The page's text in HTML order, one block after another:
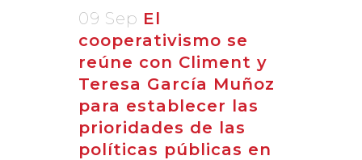
09 Sep El
cooperativismo se
reúne con Climent y
Teresa García Muñoz
para establecer las
prioridades de las
políticas públicas en